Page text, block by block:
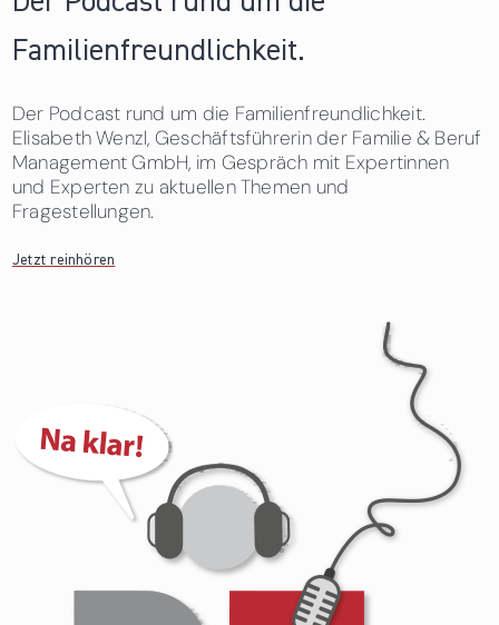
Familienfreundlichkeit.
Der Podcast rund um die Familienfreundlichkeit.
Elisabeth Wenzl, Geschäftsführerin der Familie & Beruf
Management GmbH, im Gespräch mit Expertinnen
und Experten zu aktuellen Themen und
Fragestellungen.
Jetzt reinhören